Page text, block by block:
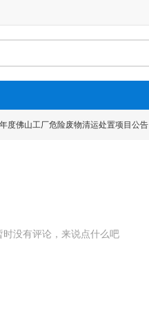
度佛山工厂危险废物清运处置项目公告
时没有评论，来说点什么吧